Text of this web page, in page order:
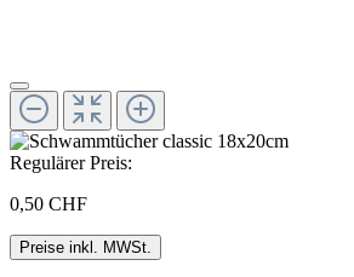
Regulärer Preis:
0,50 CHF
Preise inkl. MWSt.